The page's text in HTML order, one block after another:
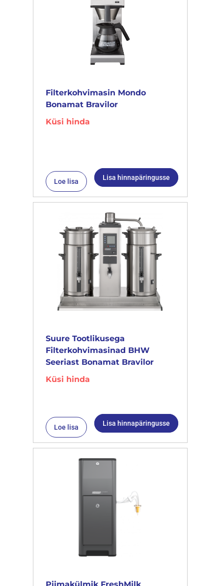
Filterkohvimasin Mondo
Bonamat Bravilor
Küsi hinda
Loe lisa Lisa hinnapäringusse
Suure Tootlikusega
Filterkohvimasinad BHW
Seeriast Bonamat Bravilor
Küsi hinda
Loe lisa Lisa hinnapäringusse